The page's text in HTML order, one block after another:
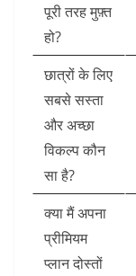
पूरी तरह मुफ़्त
हो?
छात्रों के लिए
सबसे सस्ता
और अच्छा
विकल्प कौन
सा है?
क्या मैं अपना
प्रीमियम
प्लान दोस्तों